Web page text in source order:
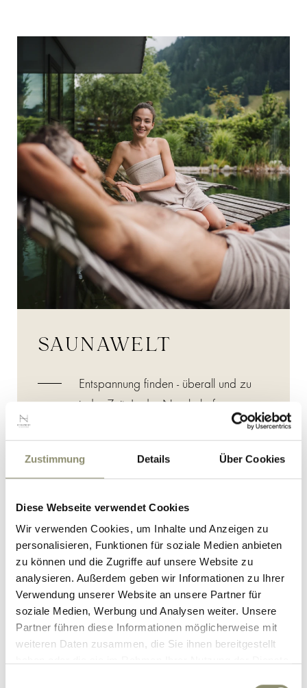
Zustimmung Details Über Cookies
Diese Webseite verwendet Cookies
Wir verwenden Cookies, um Inhalte und Anzeigen zu
personalisieren, Funktionen für soziale Medien anbieten
zu können und die Zugriffe auf unsere Website zu
analysieren. Außerdem geben wir Informationen zu Ihrer
Verwendung unserer Website an unsere Partner für
soziale Medien, Werbung und Analysen weiter. Unsere
Partner führen diese Informationen möglicherweise mit
weiteren Daten zusammen, die Sie ihnen bereitgestellt
SAUNAWELT
Entspannung finden - überall und zu
jeder Zeit. In der Nesslerhof
Saunawelt mit 5 unterschiedlichen
Saunen und Dampfbädern lässt es sich
wunderbar zur Ruhe kommen. Das
Großarl: die Saunaaufgüsse mit
Saunameister Ignaz.
MEHR LESEN